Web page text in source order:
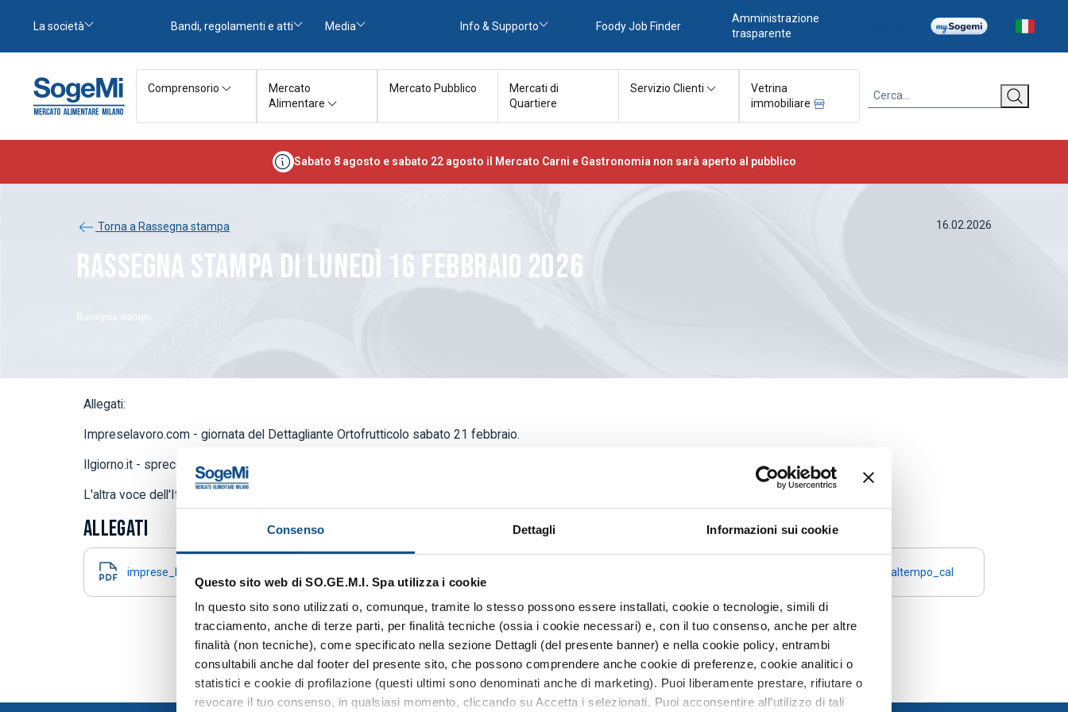
Consenso Dettagli Informazioni sui cookie
Questo sito web di SO.GE.M.I. Spa utilizza i cookie
In questo sito sono utilizzati o, comunque, tramite lo stesso possono essere installati, cookie o tecnologie, simili di
tracciamento, anche di terze parti, per finalità tecniche (ossia i cookie necessari) e, con il tuo consenso, anche per altre
finalità (non tecniche), come specificato nella sezione Dettagli (del presente banner) e nella cookie policy, entrambi
consultabili anche dal footer del presente sito, che possono comprendere anche cookie di preferenze, cookie analitici o
statistici e cookie di profilazione (questi ultimi sono denominati anche di marketing). Puoi liberamente prestare, rifiutare o
revocare il tuo consenso, in qualsiasi momento, cliccando su Accetta i selezionati. Puoi acconsentire all’utilizzo di tali
La società Bandi, regolamenti e atti Media Info & Supporto Foody Job Finder
Amministrazione
trasparente
Comprensorio
Mercato
Alimentare
Mercato Pubblico
Mercati di
Quartiere
Servizio Clienti
Vetrina
immobiliare
Sabato 8 agosto e sabato 22 agosto il Mercato Carni e Gastronomia non sarà aperto al pubblico
Torna a Rassegna stampa 16.02.2026
RASSEGNA STAMPA DI LUNEDÌ 16 FEBBRAIO 2026
Rassegna stampa
Allegati:
Impreselavoro.com - giornata del Dettagliante Ortofrutticolo sabato 21 febbraio.
Ilgiorno.it - spreco alimentare - Recup salvato un gigagrammo di cibo dai mercati - la raccolta firme perchè la prassi diventi Legge.
L'altra voce dell'Italia - con il maltempo calano i prezzi-radicchio e versa ora sono meno cari.
ALLEGATI
imprese_lavorocom_giornata_del_dettagliante_ortofrutticolo_sabato_21_febbraio